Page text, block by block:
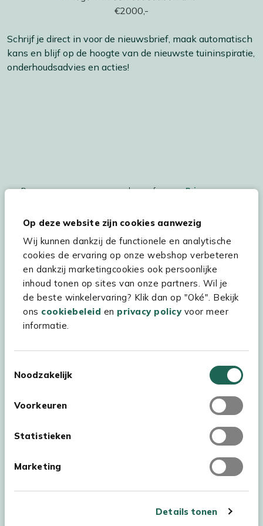
Op deze website zijn cookies aanwezig
Wij kunnen dankzij de functionele en analytische
cookies de ervaring op onze webshop verbeteren
en dankzij marketingcookies ook persoonlijke
inhoud tonen op sites van onze partners. Wil je
de beste winkelervaring? Klik dan op "Oké". Bekijk
ons cookiebeleid en privacy policyvoor meer
informatie.
Noodzakelijk
Voorkeuren
Statistieken
Marketing
Details tonen
Schrijf je direct in voor de nieuwsbrief, maak automatisch
kans en blijf op de hoogte van de nieuwste tuininspiratie,
onderhoudsadvies en acties!
De persoonsgegegevens worden conform onsPrivacy
Hulp & service
Assortiment
Kees Smit Tuinmeubelen
Experience Stores XXL